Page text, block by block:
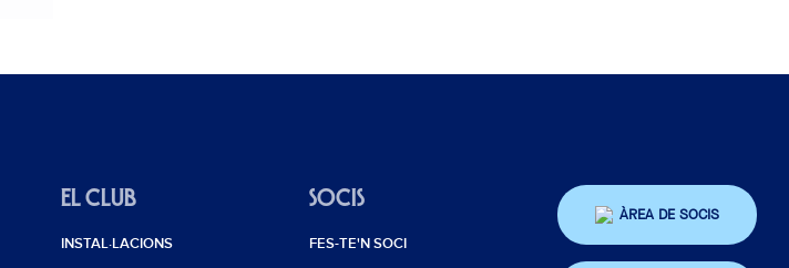
EL CLUB
INSTAL·LACIONS
SOCIS
FES-TE'N SOCI
ÀREA DE SOCIS